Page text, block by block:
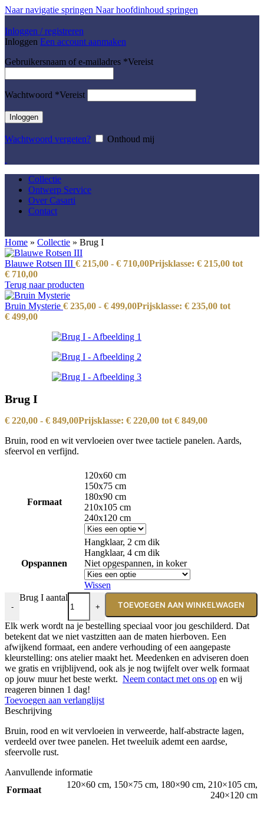
Naar navigatie springen Naar hoofdinhoud springen
Inloggen / registreren
Inloggen Een account aanmaken
Gebruikersnaam of e-mailadres *Vereist
Wachtwoord *Vereist
Inloggen
Wachtwoord vergeten? Onthoud mij
Collectie
Ontwerp Service
Over Casarti
Contact
Home » Collectie » Brug I
Blauwe Rotsen III € 215,00 - € 710,00Prijsklasse: € 215,00 tot
€ 710,00
Terug naar producten
Bruin Mysterie € 235,00 - € 499,00Prijsklasse: € 235,00 tot
€ 499,00
Brug I
€ 220,00 - € 849,00Prijsklasse: € 220,00 tot € 849,00
Bruin, rood en wit vervloeien over twee tactiele panelen. Aards,
sfeervol en verfijnd.
Formaat
120x60 cm
150x75 cm
180x90 cm
210x105 cm
240x120 cm
Opspannen
Hangklaar, 2 cm dik
Hangklaar, 4 cm dik
Niet opgespannen, in koker
Wissen
-
Brug I aantal
+ TOEVOEGEN AAN WINKELWAGEN
Elk werk wordt na je bestelling speciaal voor jou geschilderd. Dat
betekent dat we niet vastzitten aan de maten hierboven. Een
afwijkend formaat, een andere verhouding of een aangepaste
kleurstelling: ons atelier maakt het. Meedenken en adviseren doen
we gratis en vrijblijvend, ook als je nog twijfelt over welk formaat
op jouw muur het beste werkt. Neem contact met ons op en wij
reageren binnen 1 dag!
Toevoegen aan verlanglijst
Beschrijving
Bruin, rood en wit vervloeien in verweerde, half-abstracte lagen,
verdeeld over twee panelen. Het tweeluik ademt een aardse,
sfeervolle rust.
Aanvullende informatie
Formaat
120×60 cm, 150×75 cm, 180×90 cm, 210×105 cm,
240×120 cm